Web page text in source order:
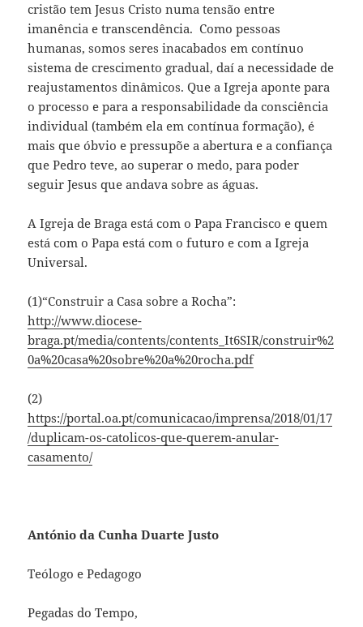
cristão tem Jesus Cristo numa tensão entre
imanência e transcendência. Como pessoas
humanas, somos seres inacabados em contínuo
sistema de crescimento gradual, daí a necessidade de
reajustamentos dinâmicos. Que a Igreja aponte para
o processo e para a responsabilidade da consciência
individual (também ela em contínua formação), é
mais que óbvio e pressupõe a abertura e a confiança
que Pedro teve, ao superar o medo, para poder
seguir Jesus que andava sobre as águas.
A Igreja de Braga está com o Papa Francisco e quem
está com o Papa está com o futuro e com a Igreja
Universal.
(1)“Construir a Casa sobre a Rocha”:
http://www.diocese-
braga.pt/media/contents/contents_It6SIR/construir%2
0a%20casa%20sobre%20a%20rocha.pdf
(2)
https://portal.oa.pt/comunicacao/imprensa/2018/01/17
/duplicam-os-catolicos-que-querem-anular-
casamento/
António da Cunha Duarte Justo
Teólogo e Pedagogo
Pegadas do Tempo,